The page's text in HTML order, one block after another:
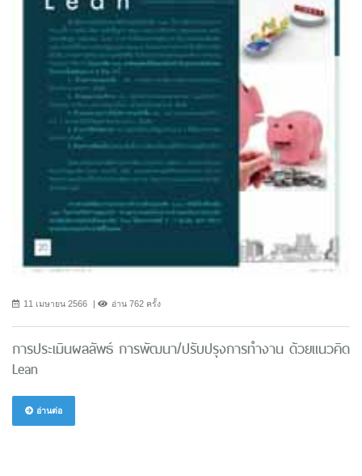
11 เมษายน 2566 อ่าน 762 ครั้ง
การประเมินผลลัพธ์ การพัฒนา/ปรับปรุงการทำงาน ด้วยแนวคิด
Lean
อ่านต่อ